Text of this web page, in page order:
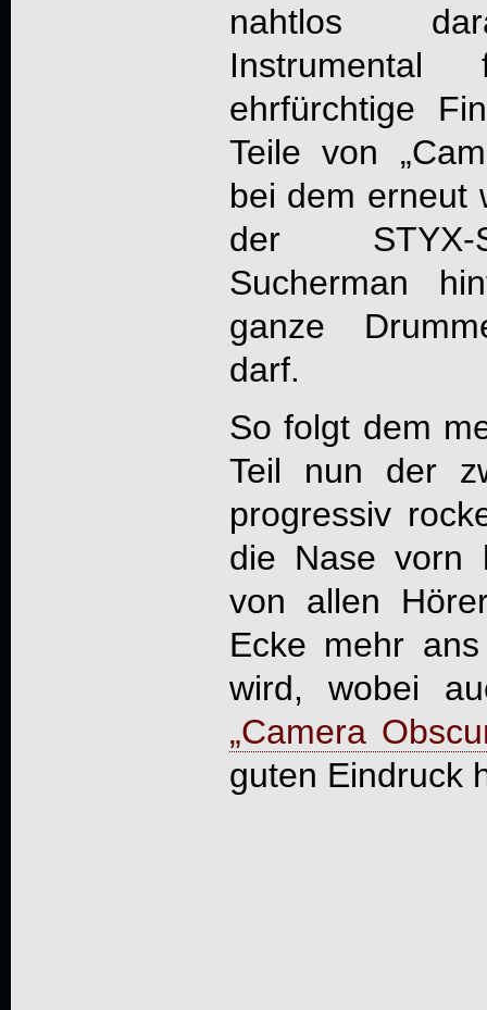
nahtlos
ehrfürchtige
Teile von
bei dem erneut
der STYX-
Sucherman
ganze
darf.
So folgt dem
Teil nun der
progressiv
die Nase vorn
von allen
Ecke mehr
wird, wobei
„Camera
guten Eindruck